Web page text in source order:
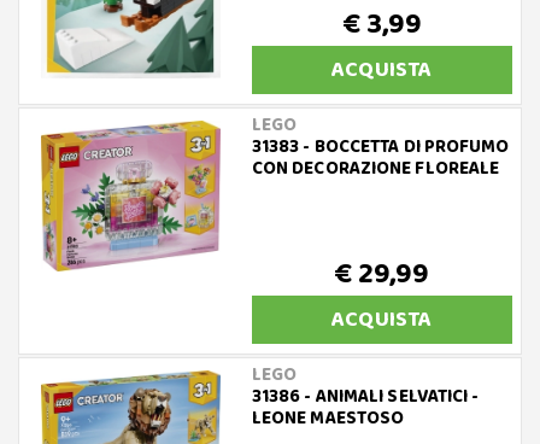
€ 3,99
ACQUISTA
LEGO
31383 - BOCCETTA DI PROFUMO
CON DECORAZIONE FLOREALE
€ 29,99
ACQUISTA
LEGO
31386 - ANIMALI SELVATICI -
LEONE MAESTOSO